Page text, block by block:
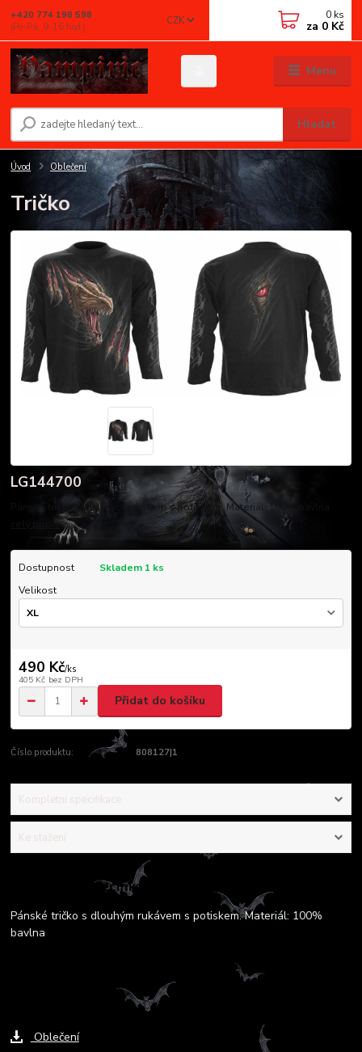
Menu
CZK
Hledat
+420 774 198 598
(Po-Pá, 9-16 hod.)
0 ks
za 0 Kč
Úvod Oblečení Tričko
Tričko
LG144700
Pánské tričko s dlouhým rukávem s potiskem. Materiál: 100% bavlna
celý popis
Dostupnost
Skladem 1 ks
Velikost
490 Kč/ks
405 Kč bez DPH
Přidat do košíku
Číslo produktu: 808127|1
Kompletní specifikace
Ke stažení
Kompletní specifikace
Pánské tričko s dlouhým rukávem s potiskem. Materiál: 100%
bavlna
Oblečení